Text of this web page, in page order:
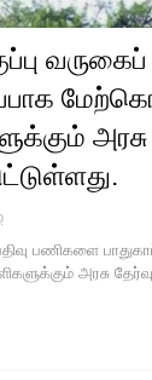
வருகைப்
அரசு
பணிகளை
அரசு